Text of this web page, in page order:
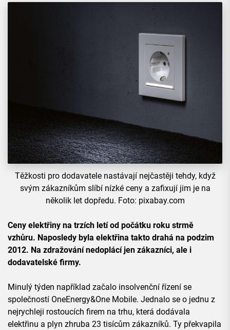
Těžkosti pro dodavatele nastávají nejčastěji tehdy, když
svým zákazníkům slíbí nízké ceny a zafixují jim je na
několik let dopředu. Foto: pixabay.com
Ceny elektřiny na trzích letí od počátku roku strmě
vzhůru. Naposledy byla elektřina takto drahá na podzim
2012. Na zdražování nedoplácí jen zákazníci, ale i
dodavatelské firmy.
Minulý týden například začalo insolvenční řízení se
společností OneEnergy&One Mobile. Jednalo se o jednu z
nejrychleji rostoucích firem na trhu, která dodávala
elektřinu a plyn zhruba 23 tisícům zákazníků. Ty překvapila